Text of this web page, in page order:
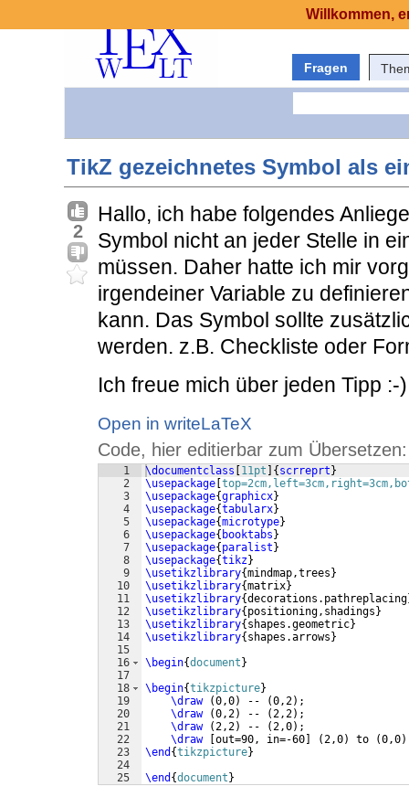
Fragen
TikZ gezeichnetes Symbol als
2
Hallo, ich habe folgendes
Symbol nicht an jeder Stelle in
müssen. Daher hatte ich mir
irgendeiner Variable zu
kann. Das Symbol sollte
werden. z.B. Checkliste oder
Ich freue mich über jeden Tipp :-)
Open in writeLaTeX
Code, hier editierbar zum Übersetzen:
1
2
3
4
5
6
7
8
9
10
11
12
13
14
15
16
17
18
19
20
21
22
23
24
25
\documentclass 11pt { scrreprt }
\usepackage
\usepackage{graphicx}
\usepackage{tabularx}
\usepackage{microtype}
\usepackage{ booktabs }
\usepackage{ paralist }
\usepackage{tikz}
\usetikzlibrary{mindmap,trees }
\usetikzlibrary{matrix}
\usetikzlibrary{decorations.pathreplacing
\usetikzlibrary{ positioning,shadings }
\usetikzlibrary{ shapes.geometric}
\usetikzlibrary{ shapes.arrows }
\begin{document }
\begin{tikzpicture}
\draw
(0,0) -- (0,2) ;
\draw
(0,2) -- (2,2) ;
\draw
(2,2) -- (2,0) ;
\draw
out=90, in=-60 (2,0) to (0,0)
\end {tikzpicture}
\end {document }
Willkommen,